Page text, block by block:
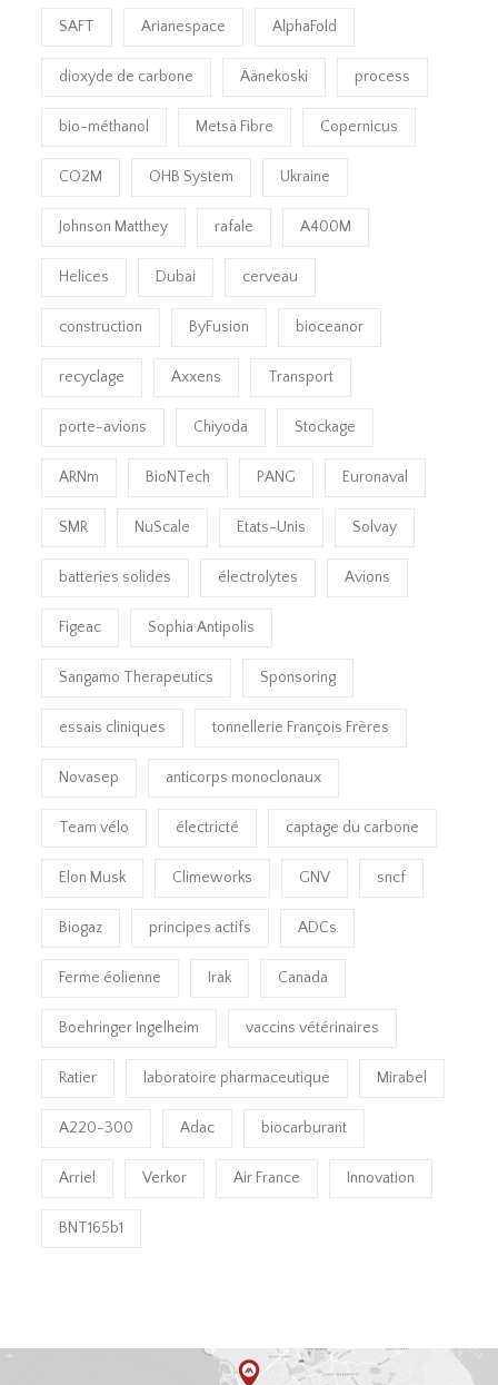
SAFT Arianespace AlphaFold
dioxyde de carbone Äänekoski process
bio-méthanol Metsä Fibre Copernicus
CO2M OHB System Ukraine
Johnson Matthey rafale A400M
Helices Dubai cerveau
construction ByFusion bioceanor
recyclage Axxens Transport
porte-avions Chiyoda Stockage
ARNm BioNTech PANG Euronaval
SMR NuScale Etats-Unis Solvay
batteries solides électrolytes Avions
Figeac Sophia Antipolis
Sangamo Therapeutics Sponsoring
essais cliniques tonnellerie François Frères
Novasep anticorps monoclonaux
Team vélo électricté captage du carbone
Elon Musk Climeworks GNV sncf
Biogaz principes actifs ADCs
Ferme éolienne Irak Canada
Boehringer Ingelheim vaccins vétérinaires
Ratier laboratoire pharmaceutique Mirabel
A220-300 Adac biocarburant
Arriel Verkor Air France Innovation
BNT165b1